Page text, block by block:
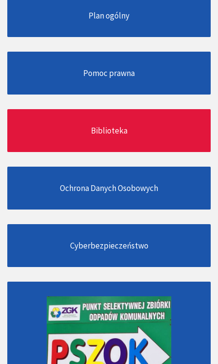
Plan ogólny
Pomoc prawna
Biblioteka
Ochrona Danych Osobowych
Cyberbezpieczeństwo